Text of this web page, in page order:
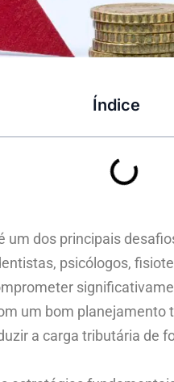
Índice
um dos principais
psicólogos,
um bom planejamento
a carga tributária de